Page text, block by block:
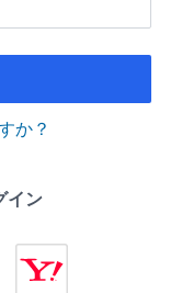
か？
イン